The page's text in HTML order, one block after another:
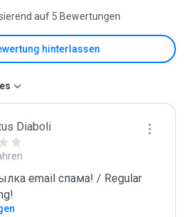
auf 5 Bewertungen
hinterlassen
Diaboli
email спама! / Regular